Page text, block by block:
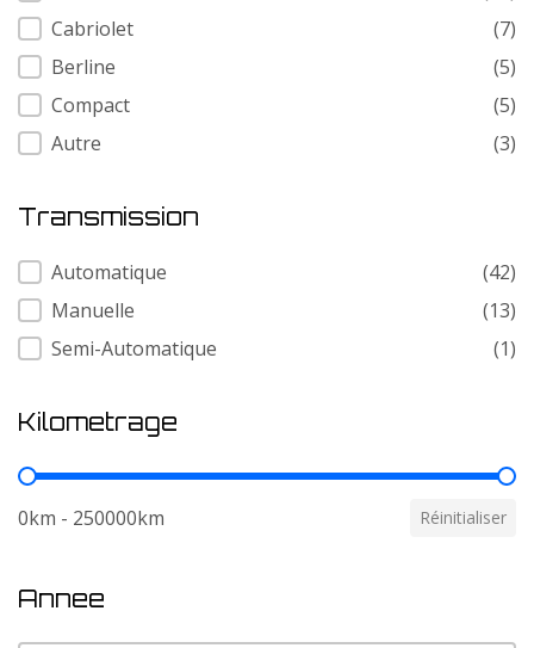
Cabriolet
(7)
Berline
(5)
Compact
(5)
Autre
(3)
Transmission
Transmission
Automatique
(42)
Manuelle
(13)
Semi-Automatique
(1)
Kilometrage
Kilometrage
0km - 250000km Réinitialiser
Annee